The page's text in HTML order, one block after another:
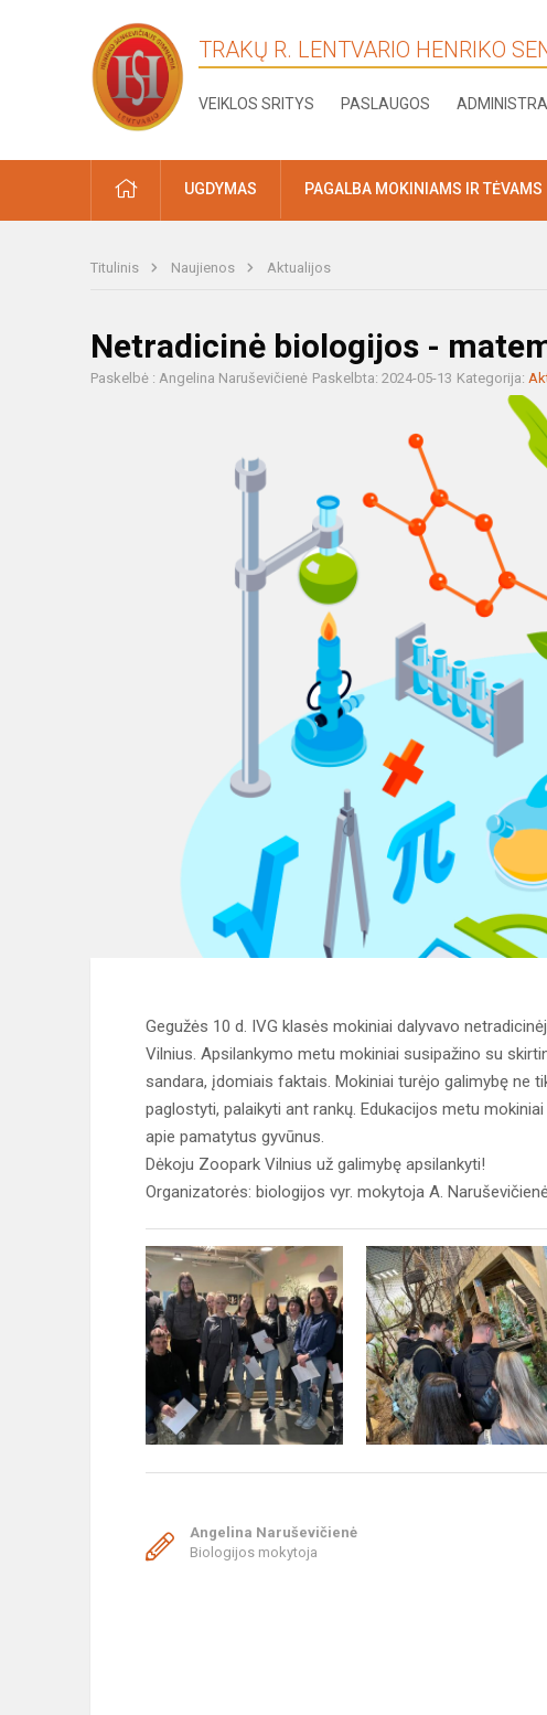
TRAKŲ R. LENTVARIO HENRIKO
VEIKLOS SRITYS PASLAUGOS
PRADŽIAUGDYMAS PAGALBA MOKINIAMS IR TĖVAMS
Titulinis Naujienos Aktualijos
Netradicinė biologijos -
Paskelbė : Angelina Naruševičienė Paskelbta: 2024-05-13 Kategorija:
Gegužės 10 d. IVG klasės mokiniai dalyvavo
Vilnius. Apsilankymo metu mokiniai susipažino su
sandara, įdomiais faktais. Mokiniai turėjo galimybę ne
paglostyti, palaikyti ant rankų. Edukacijos metu
apie pamatytus gyvūnus.
Dėkoju Zoopark Vilnius už galimybę apsilankyti!
Organizatorės: biologijos vyr. mokytoja A.
Angelina Naruševičienė
Biologijos mokytoja